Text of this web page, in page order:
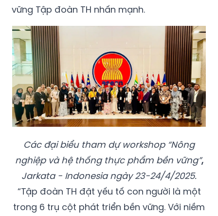
vững Tập đoàn TH nhấn mạnh.
Các đại biểu tham dự workshop “Nông
nghiệp và hệ thống thực phẩm bền vững”,
Jarkata - Indonesia ngày 23-24/4/2025.
“Tập đoàn TH đặt yếu tố con người là một
trong 6 trụ cột phát triển bền vững. Với niềm